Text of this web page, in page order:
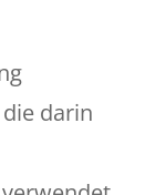
darin